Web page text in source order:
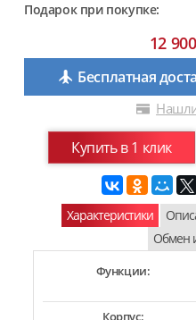
Подарок при покупке:
12
Бесплатная
Купить в 1 клик
Характеристики
Обмен
Функции: